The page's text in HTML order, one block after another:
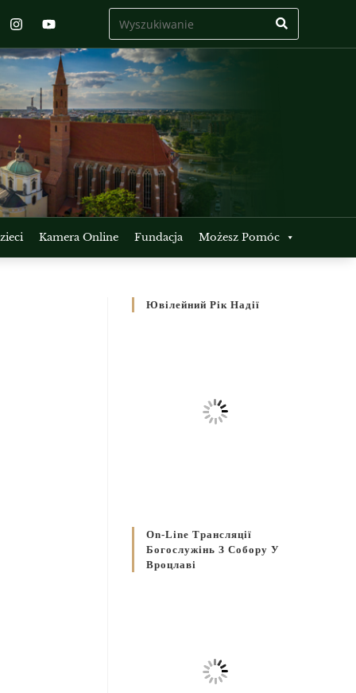
Kamera Online Fundacja Możesz Pomóc
Ювілейний Рік Надії
On-Line Трансляції
Богослужінь З Собору У
Вроцлаві